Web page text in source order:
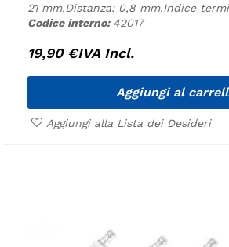
21 mm.Distanza: 0,8 mm.Indice
Codice interno: 42017
19,90 €IVA Incl.
Aggiungi al
Aggiungi alla Lista dei Desideri